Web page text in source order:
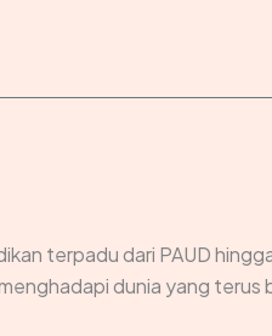
terpadu dari PAUD
dunia yang terus